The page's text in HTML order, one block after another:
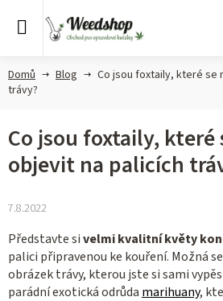
Domů Blog
Co jsou foxtaily, které se
trávy?
Co jsou foxtaily, které
objevit na palicích
7.8.2022
Představte sivelmi kvalitní květy
palici připravenou ke kouření. Možná
obrázek trávy, kterou jste si sami
parádní exotická odrůda marihuany,